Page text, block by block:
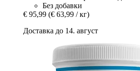
Без добавки
€ 95,99 (€ 63,99 / кг)
Доставка до 14. август